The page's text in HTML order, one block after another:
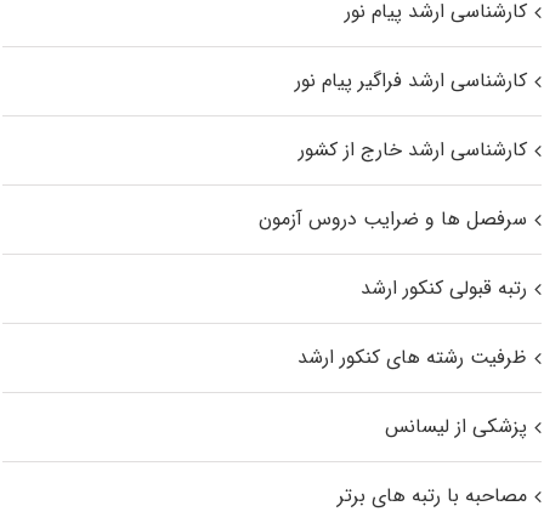
کارشناسی ارشد پیام نور
کارشناسی ارشد فراگیر پیام نور
کارشناسی ارشد خارج از کشور
سرفصل ها و ضرایب دروس آزمون
رتبه قبولی کنکور ارشد
ظرفیت رشته های کنکور ارشد
پزشکی از لیسانس
مصاحبه با رتبه های برتر